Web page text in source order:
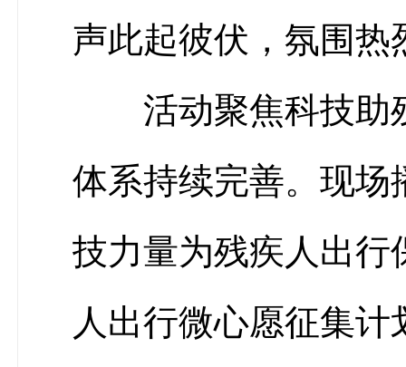
声此起彼伏，氛围热
活动聚焦科技助
体系持续完善。现场
技力量为残疾人出行
人出行微心愿征集